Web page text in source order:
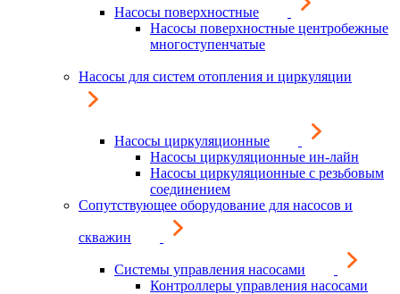
Насосы поверхностные
Насосы поверхностные центробежные
многоступенчатые
Насосы для систем отопления и циркуляции
Насосы циркуляционные
Насосы циркуляционные ин-лайн
Насосы циркуляционные с резьбовым
соединением
Сопутствующее оборудование для насосов и
скважин
Системы управления насосами
Контроллеры управления насосами